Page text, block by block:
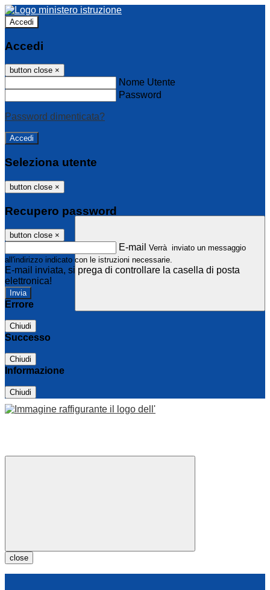
Accedi
Accedi
button close ×
Nome Utente
Password
Password dimenticata?
Seleziona utente
button close ×
Recupero password
button close ×
E-mail Verrà inviato un messaggio
all'indirizzo indicato con le istruzioni necessarie.
E-mail inviata, si prega di controllare la casella di posta
elettronica!
Errore
Chiudi
Successo
Chiudi
Informazione
Chiudi
close